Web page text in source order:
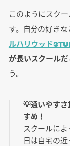
このようにスク
す。自分の好きな
ルハリウッド
が長いスクール
う。
💡通いやす
すめ！
スクールに
日は自宅の